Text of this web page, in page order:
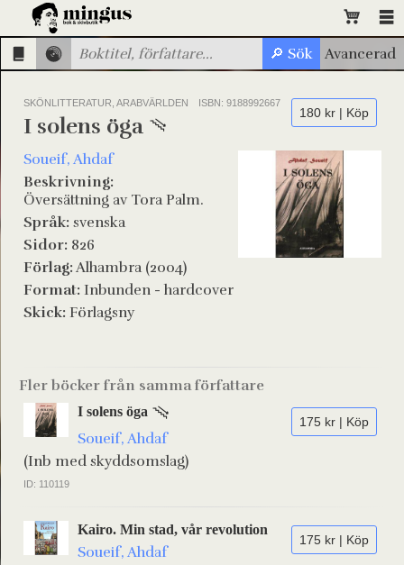
SKÖNLITTERATUR, ARABVÄRLDEN ISBN: 9188992667
180 kr | Köp
I solens öga
Soueif, Ahdaf
Beskrivning:
Översättning av Tora Palm.
Språk: svenska
Sidor: 826
Förlag: Alhambra (2004)
Format: Inbunden - hardcover
Skick: Förlagsny
Fler böcker från samma författare
175 kr | Köp
I solens öga
Soueif, Ahdaf
(Inb med skyddsomslag)
ID: 110119
175 kr | Köp
Kairo. Min stad, vår revolution
Soueif, Ahdaf